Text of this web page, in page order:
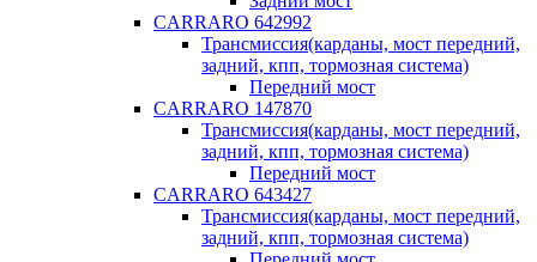
CARRARO 642992
Трансмиссия(карданы, мост передний,
задний, кпп, тормозная система)
Передний мост
CARRARO 147870
Трансмиссия(карданы, мост передний,
задний, кпп, тормозная система)
Передний мост
CARRARO 643427
Трансмиссия(карданы, мост передний,
задний, кпп, тормозная система)